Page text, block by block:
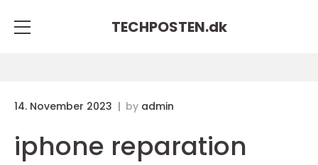
TECHPOSTEN.dk
14. November 2023 by admin
iphone reparation